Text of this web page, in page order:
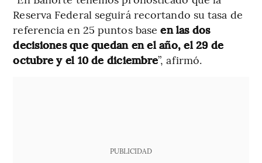
Reserva Federal seguirá recortando su tasa de
referencia en 25 puntos baseen las dos
decisiones que quedan en el año, el 29 de
octubre y el 10 de diciembre”, afirmó.
PUBLICIDAD